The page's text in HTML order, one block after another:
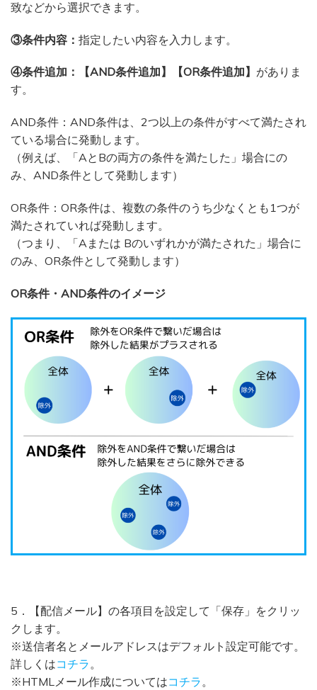
致などから選択できます。
③条件内容： 指定したい内容を入力します。
④条件追加：【AND条件追加】【OR条件追加】 がありま
す。
AND条件：AND条件は、2つ以上の条件がすべて満たされ
ている場合に発動します。
（例えば、「AとBの両方の条件を満たした」場合にの
み、AND条件として発動します）
OR条件：OR条件は、複数の条件のうち少なくとも1つが
満たされていれば発動します。
（つまり、「Aまたは Bのいずれかが満たされた」場合に
のみ、OR条件として発動します）
OR条件・AND条件のイメージ
5．【配信メール】の各項目を設定して「保存」をクリッ
クします。
※送信者名とメールアドレスはデフォルト設定可能です。
詳しくはコチラ。
※HTMLメール作成についてはコチラ。